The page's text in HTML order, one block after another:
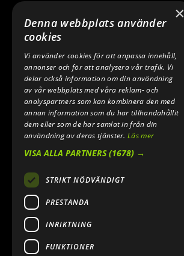
TELEFON:
0640 200 50
E-POST:
INFO@SPEEDSHOPEN.SE
ÅNGRA MITT KÖP
2026. ALL RIGHTS RESERVED.
×
Denna webbplats använder
cookies
Vi använder cookies för att anpassa innehåll,
annonser och för att analysera vår trafik. Vi
delar också information om din användning
av vår webbplats med våra reklam- och
analyspartners som kan kombinera den med
annan information som du har tillhandahållit
dem eller som de har samlat in från din
användning av deras tjänster.Läs mer
VISA ALLA PARTNERS(1678) →
STRIKT NÖDVÄNDIGT
PRESTANDA
INRIKTNING
FUNKTIONER